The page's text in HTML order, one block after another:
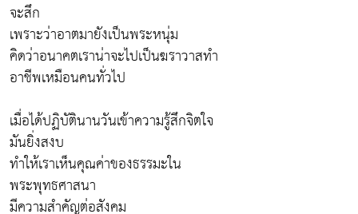
จะสึก
เพราะว่าอาตมายังเป็นพระหนุ่ม
คิดว่าอนาคตเราน่าจะไปเป็นฆราวาสทำ
อาชีพเหมือนคนทั่วไป
เมื่อได้ปฏิบัตินานวันเข้าความรู้สึกจิตใจ
มันยิ่งสงบ
ทำให้เราเห็นคุณค่าของธรรมะใน
พระพุทธศาสนา
มีความสำคัญต่อสังคม